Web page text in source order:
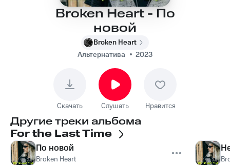
Broken Heart - По
новой
Broken Heart
Альтернатива
2023
Скачать Слушать Нравится
Другие треки альбома
For the Last Time
По новой
Broken Heart